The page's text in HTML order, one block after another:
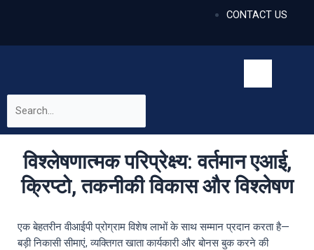
CONTACT US
विश्लेषणात्मक परिप्रेक्ष्य: वर्तमान एआई,
क्रिप्टो, तकनीकी विकास और विश्लेषण
एक बेहतरीन वीआईपी प्रोग्राम विशेष लाभों के साथ सम्मान प्रदान करता है—
बड़ी निकासी सीमाएं, व्यक्तिगत खाता कार्यकारी और बोनस बुक करने की